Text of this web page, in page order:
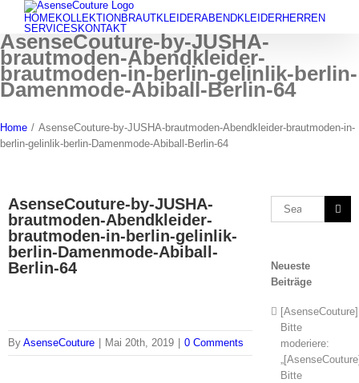
content
HOMEKOLLEKTION BRAUTKLEIDERABENDKLEIDERHERREN
SERVICES KONTAKT
AsenseCouture-by-JUSHA-
brautmoden-Abendkleider-
brautmoden-in-berlin-gelinlik-berlin-
Damenmode-Abiball-Berlin-64
Home / AsenseCouture-by-JUSHA-brautmoden-Abendkleider-brautmoden-in-
berlin-gelinlik-berlin-Damenmode-Abiball-Berlin-64
AsenseCouture-by-JUSHA-
brautmoden-Abendkleider-
brautmoden-in-berlin-gelinlik-
berlin-Damenmode-Abiball-
Berlin-64
By AsenseCouture Mai 20th, 2019 0 Comments
Search
for:
Neueste
Beiträge
[AsenseCouture]
Bitte
moderiere:
Bitte